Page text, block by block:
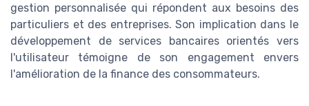
gestion personnalisée qui répondent aux besoins des
particuliers et des entreprises. Son implication dans le
développement de services bancaires orientés vers
l'utilisateur témoigne de son engagement envers
l'amélioration de la finance des consommateurs.